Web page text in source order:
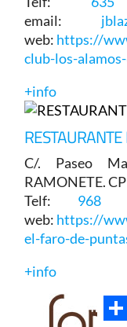
email:
web: https://
club-los-
+info
C/. Paseo
RAMONETE.
Telf: 968
web: https://
el-faro-de-
+info